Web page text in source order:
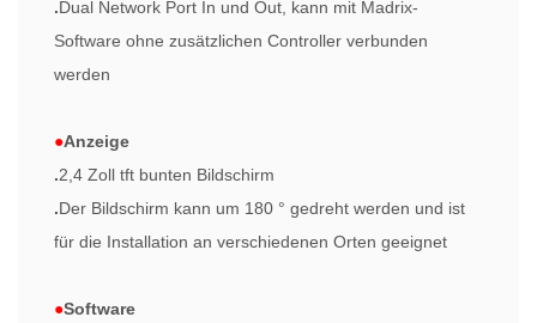
.Dual Network Port In und Out, kann mit Madrix-
Software ohne zusätzlichen Controller verbunden
werden
●Anzeige
.2,4 Zoll tft bunten Bildschirm
.Der Bildschirm kann um 180 ° gedreht werden und ist
für die Installation an verschiedenen Orten geeignet
●Software